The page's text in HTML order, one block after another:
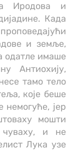
Иродова и
Када
и земље,
одатле имаше
Антиохију,
тамо тело
које беше
јер
мошти
и не
Лука узе